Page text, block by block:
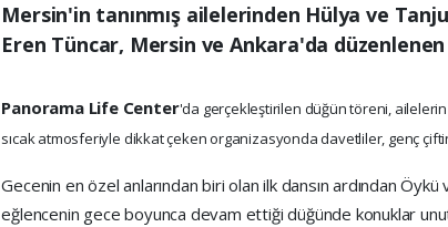
Mersin'in tanınmış ailelerinden Hülya ve
Eren Tüncar, Mersin ve Ankara'da
Panorama Life Center'da gerçekleştirilen düğün töreni, ailelerin
sıcak atmosferiyle dikkat çeken organizasyonda davetliler, genç
Gecenin en özel anlarından biri olan ilk dansın ardından
eğlencenin gece boyunca devam ettiği düğünde konuklar